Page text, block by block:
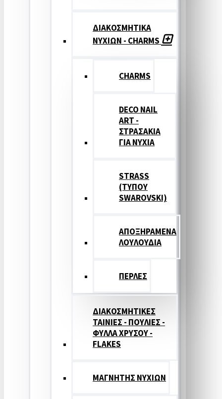
ΔΙΑΚΟΣΜΗΤΙΚΑ
ΝΥΧΙΩΝ - CHARMS
CHARMS
DECO NAIL
ART -
ΣΤΡΑΣΑΚΙΑ
ΓΙΑ ΝΥΧΙΑ
STRASS
(ΤΥΠΟΥ
SWAROVSKI)
ΑΠΟΞΗΡΑΜΕΝΑ
ΛΟΥΛΟΥΔΙΑ
ΠΕΡΛΕΣ
ΔΙΑΚΟΣΜΗΤΙΚΕΣ
ΤΑΙΝΙΕΣ - ΠΟΥΛΙΕΣ -
ΦΥΛΛΑ ΧΡΥΣΟΥ -
FLAKES
ΜΑΓΝΗΤΗΣ ΝΥΧΙΩΝ